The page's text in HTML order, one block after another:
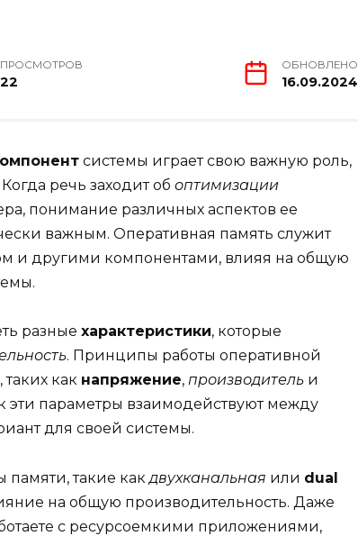
ПРОСМОТРОВ
22
ОБНОВЛЕНО
16.09.2024
системы играет свою важную роль,
речь заходит об оптимизации
понимание различных аспектов ее
важным. Оперативная память служит
и другими компонентами, влияя на общую
разные характеристики, которые
. Принципы работы оперативной
как напряжение, производитель и
эти параметры взаимодействуют между
для своей системы.
памяти, такие как двухканальная или dual
на общую производительность. Даже
с ресурсоемкими приложениями,